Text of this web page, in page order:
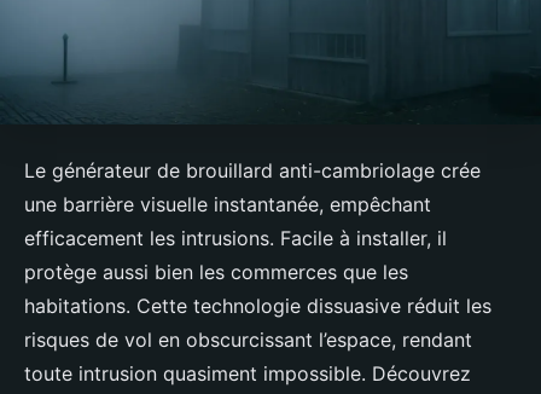
Le générateur de brouillard anti-cambriolage crée
une barrière visuelle instantanée, empêchant
efficacement les intrusions. Facile à installer, il
protège aussi bien les commerces que les
habitations. Cette technologie dissuasive réduit les
risques de vol en obscurcissant l’espace, rendant
toute intrusion quasiment impossible. Découvrez